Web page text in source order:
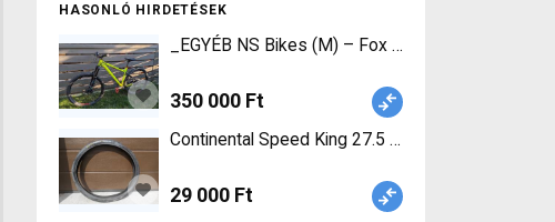
HASONLÓ HIRDETÉSEK
_EGYÉB NS Bikes (M) – Fox 34 Elite, XT szett
350 000 Ft
Continental Speed King 27.5 Continental Speed
29 000 Ft